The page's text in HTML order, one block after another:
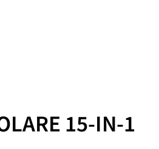
15-IN-1